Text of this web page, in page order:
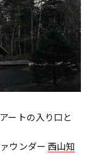
ートの入り口と
ウンダー 西山知